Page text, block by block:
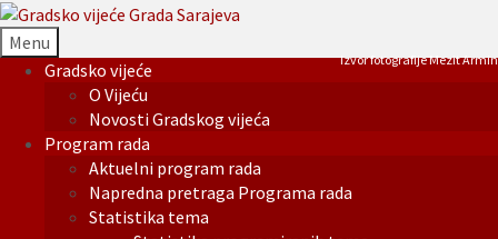
Menu
Gradsko vijeće
O Vijeću
Novosti Gradskog vijeća
Program rada
Aktuelni program rada
Napredna pretraga Programa rada
Statistika tema
Izvor fotografije Mezit Armin